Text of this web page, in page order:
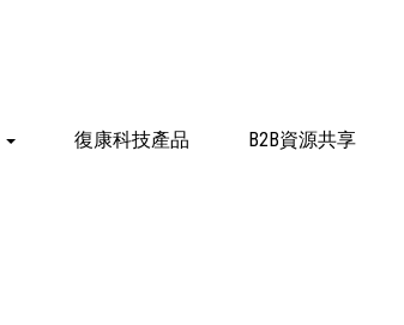
復康科技產品 B2B資源共享